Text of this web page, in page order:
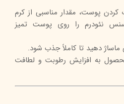
پوست، مقدار مناسبی از کرم
نئودرم را روی پوست تمیز
ماساژ دهید تا کاملاً جذب شود.
به افزایش رطوبت و لطافت